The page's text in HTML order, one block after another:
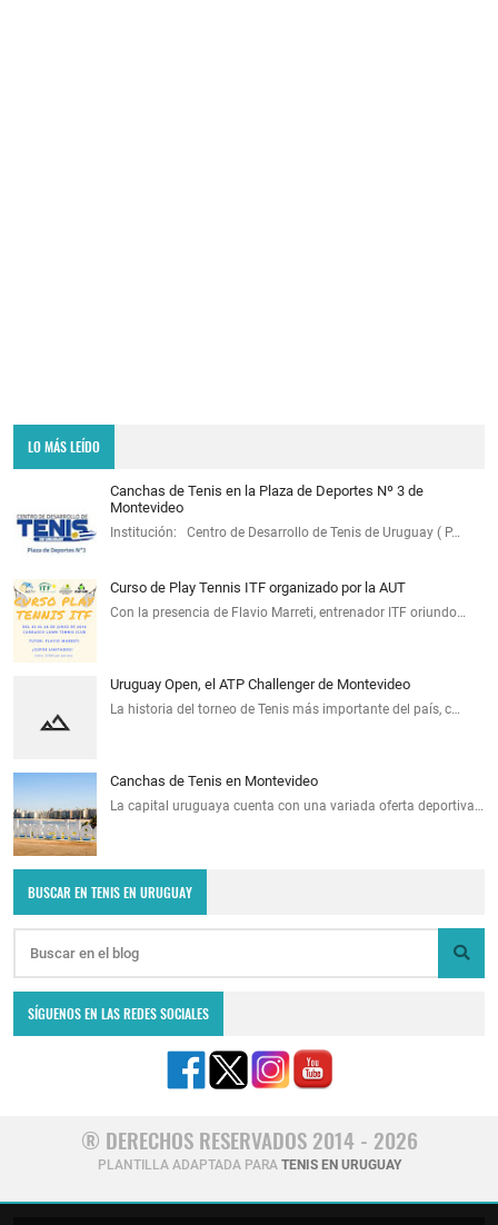
LO MÁS LEÍDO
Canchas de Tenis en la Plaza de Deportes Nº 3 de
Montevideo
Institución: Centro de Desarrollo de Tenis de Uruguay ( P…
Curso de Play Tennis ITF organizado por la AUT
Con la presencia de Flavio Marreti, entrenador ITF oriundo…
Uruguay Open, el ATP Challenger de Montevideo
La historia del torneo de Tenis más importante del país, c…
Canchas de Tenis en Montevideo
La capital uruguaya cuenta con una variada oferta deportiva…
BUSCAR EN TENIS EN URUGUAY
SÍGUENOS EN LAS REDES SOCIALES
® DERECHOS RESERVADOS 2014 - 2026
PLANTILLA ADAPTADA PARA TENIS EN URUGUAY